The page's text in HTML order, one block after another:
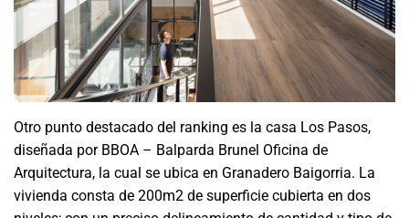
Otro punto destacado del ranking es la casa Los Pasos,
diseñada por BBOA – Balparda Brunel Oficina de
Arquitectura, la cual se ubica en Granadero Baigorria. La
vivienda consta de 200m2 de superficie cubierta en dos